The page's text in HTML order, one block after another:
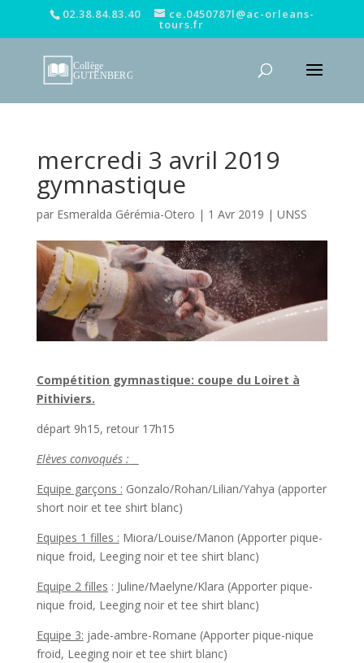
02.38.84.83.40 ce.0450787l@ac-orleans-
tours.fr
mercredi 3 avril 2019
gymnastique
par Esmeralda Gérémia-Otero | 1 Avr 2019 | UNSS
Compétition gymnastique: coupe du Loiret à
Pithiviers.
départ 9h15, retour 17h15
Elèves convoqués :
Equipe garçons : Gonzalo/Rohan/Lilian/Yahya (apporter
short noir et tee shirt blanc)
Equipes 1 filles : Miora/Louise/Manon (Apporter pique-
nique froid, Leeging noir et tee shirt blanc)
Equipe 2 filles : Juline/Maelyne/Klara (Apporter pique-
nique froid, Leeging noir et tee shirt blanc)
Equipe 3: jade-ambre-Romane (Apporter pique-nique
froid, Leeging noir et tee shirt blanc)